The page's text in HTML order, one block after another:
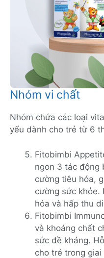
Nhóm vi chất
Nhóm chứa các loại
yếu dành cho trẻ từ 6
Fitobimbi
ngon 3 tác động
cường tiêu hóa,
cường sức khỏe.
hóa và hấp thu
Fitobimbi
và khoáng chất
sức đề kháng.
cho trẻ trong